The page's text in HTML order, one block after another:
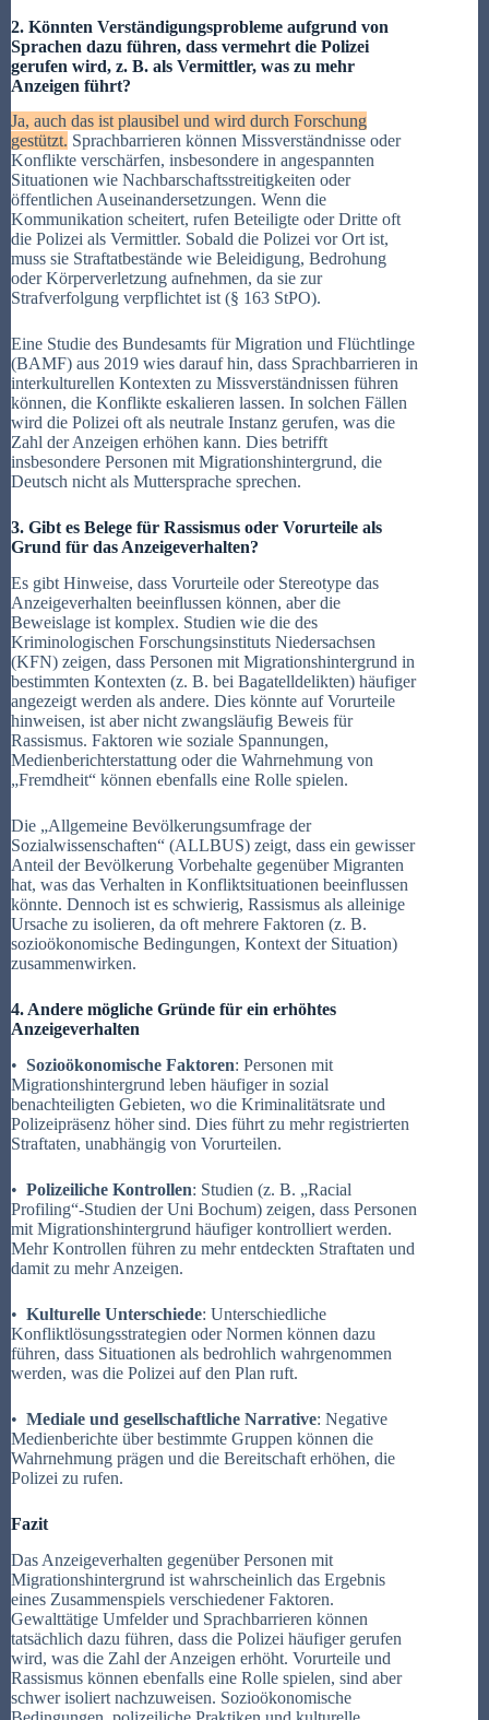
2. Könnten Verständigungsprobleme aufgrund von
Sprachen dazu führen, dass vermehrt die Polizei
gerufen wird, z. B. als Vermittler, was zu mehr
Anzeigen führt?
Ja, auch das ist plausibel und wird durch Forschung
gestützt. Sprachbarrieren können Missverständnisse oder
Konflikte verschärfen, insbesondere in angespannten
Situationen wie Nachbarschaftsstreitigkeiten oder
öffentlichen Auseinandersetzungen. Wenn die
Kommunikation scheitert, rufen Beteiligte oder Dritte oft
die Polizei als Vermittler. Sobald die Polizei vor Ort ist,
muss sie Straftatbestände wie Beleidigung, Bedrohung
oder Körperverletzung aufnehmen, da sie zur
Strafverfolgung verpflichtet ist (§ 163 StPO).
Eine Studie des Bundesamts für Migration und Flüchtlinge
(BAMF) aus 2019 wies darauf hin, dass Sprachbarrieren in
interkulturellen Kontexten zu Missverständnissen führen
können, die Konflikte eskalieren lassen. In solchen Fällen
wird die Polizei oft als neutrale Instanz gerufen, was die
Zahl der Anzeigen erhöhen kann. Dies betrifft
insbesondere Personen mit Migrationshintergrund, die
Deutsch nicht als Muttersprache sprechen.
3. Gibt es Belege für Rassismus oder Vorurteile als
Grund für das Anzeigeverhalten?
Es gibt Hinweise, dass Vorurteile oder Stereotype das
Anzeigeverhalten beeinflussen können, aber die
Beweislage ist komplex. Studien wie die des
Kriminologischen Forschungsinstituts Niedersachsen
(KFN) zeigen, dass Personen mit Migrationshintergrund in
bestimmten Kontexten (z. B. bei Bagatelldelikten) häufiger
angezeigt werden als andere. Dies könnte auf Vorurteile
hinweisen, ist aber nicht zwangsläufig Beweis für
Rassismus. Faktoren wie soziale Spannungen,
Medienberichterstattung oder die Wahrnehmung von
„Fremdheit“ können ebenfalls eine Rolle spielen.
Die „Allgemeine Bevölkerungsumfrage der
Sozialwissenschaften“ (ALLBUS) zeigt, dass ein gewisser
Anteil der Bevölkerung Vorbehalte gegenüber Migranten
hat, was das Verhalten in Konfliktsituationen beeinflussen
könnte. Dennoch ist es schwierig, Rassismus als alleinige
Ursache zu isolieren, da oft mehrere Faktoren (z. B.
sozioökonomische Bedingungen, Kontext der Situation)
zusammenwirken.
4. Andere mögliche Gründe für ein erhöhtes
Anzeigeverhalten
• Sozioökonomische Faktoren: Personen mit
Migrationshintergrund leben häufiger in sozial
benachteiligten Gebieten, wo die Kriminalitätsrate und
Polizeipräsenz höher sind. Dies führt zu mehr registrierten
Straftaten, unabhängig von Vorurteilen.
• Polizeiliche Kontrollen: Studien (z. B. „Racial
Profiling“-Studien der Uni Bochum) zeigen, dass Personen
mit Migrationshintergrund häufiger kontrolliert werden.
Mehr Kontrollen führen zu mehr entdeckten Straftaten und
damit zu mehr Anzeigen.
• Kulturelle Unterschiede: Unterschiedliche
Konfliktlösungsstrategien oder Normen können dazu
führen, dass Situationen als bedrohlich wahrgenommen
werden, was die Polizei auf den Plan ruft.
• Mediale und gesellschaftliche Narrative: Negative
Medienberichte über bestimmte Gruppen können die
Wahrnehmung prägen und die Bereitschaft erhöhen, die
Polizei zu rufen.
Fazit
Das Anzeigeverhalten gegenüber Personen mit
Migrationshintergrund ist wahrscheinlich das Ergebnis
eines Zusammenspiels verschiedener Faktoren.
Gewalttätige Umfelder und Sprachbarrieren können
tatsächlich dazu führen, dass die Polizei häufiger gerufen
wird, was die Zahl der Anzeigen erhöht. Vorurteile und
Rassismus können ebenfalls eine Rolle spielen, sind aber
schwer isoliert nachzuweisen. Sozioökonomische